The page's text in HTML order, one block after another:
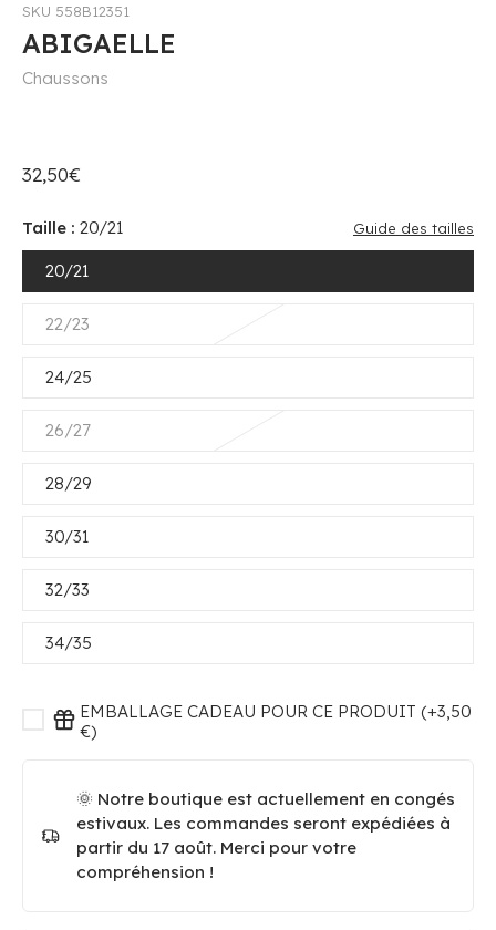
SKU 558B12351
ABIGAELLE
Chaussons
32,50€
Taille : 20/21 Guide des tailles
20/21
22/23
24/25
26/27
28/29
30/31
32/33
34/35
EMBALLAGE CADEAU POUR CE PRODUIT (+3,50
€)
🌞 Notre boutique est actuellement en congés
estivaux. Les commandes seront expédiées à
partir du 17 août. Merci pour votre
compréhension !